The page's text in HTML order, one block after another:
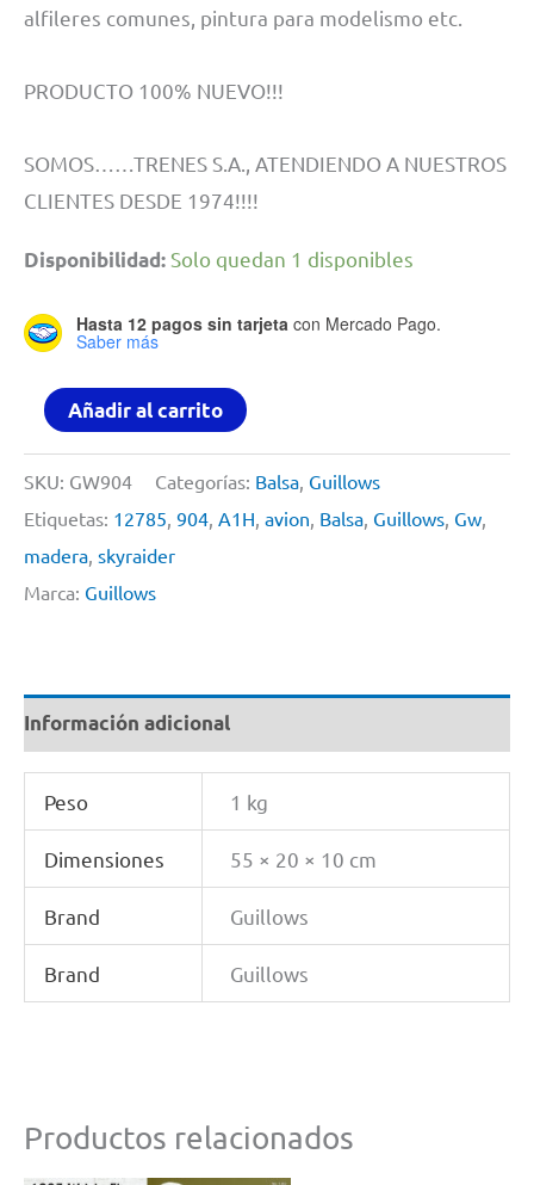
alfileres comunes, pintura para modelismo etc.
PRODUCTO 100% NUEVO!!!
SOMOS……TRENES S.A., ATENDIENDO A NUESTROS
CLIENTES DESDE 1974!!!!
Disponibilidad: Solo quedan 1 disponibles
Hasta 12 pagos sin tarjeta con Mercado Pago.
Saber más
Guillows
904,
A-
1h
Skyraider
Madera
Balsa
1/35
cantidad
Añadir al carrito
SKU: GW904 Categorías: Balsa, Guillows
Etiquetas: 12785, 904, A1H, avion, Balsa, Guillows, Gw,
madera, skyraider
Marca: Guillows
Información adicional
Peso 1 kg
Dimensiones 55 × 20 × 10 cm
Brand Guillows
Brand Guillows
Productos relacionados